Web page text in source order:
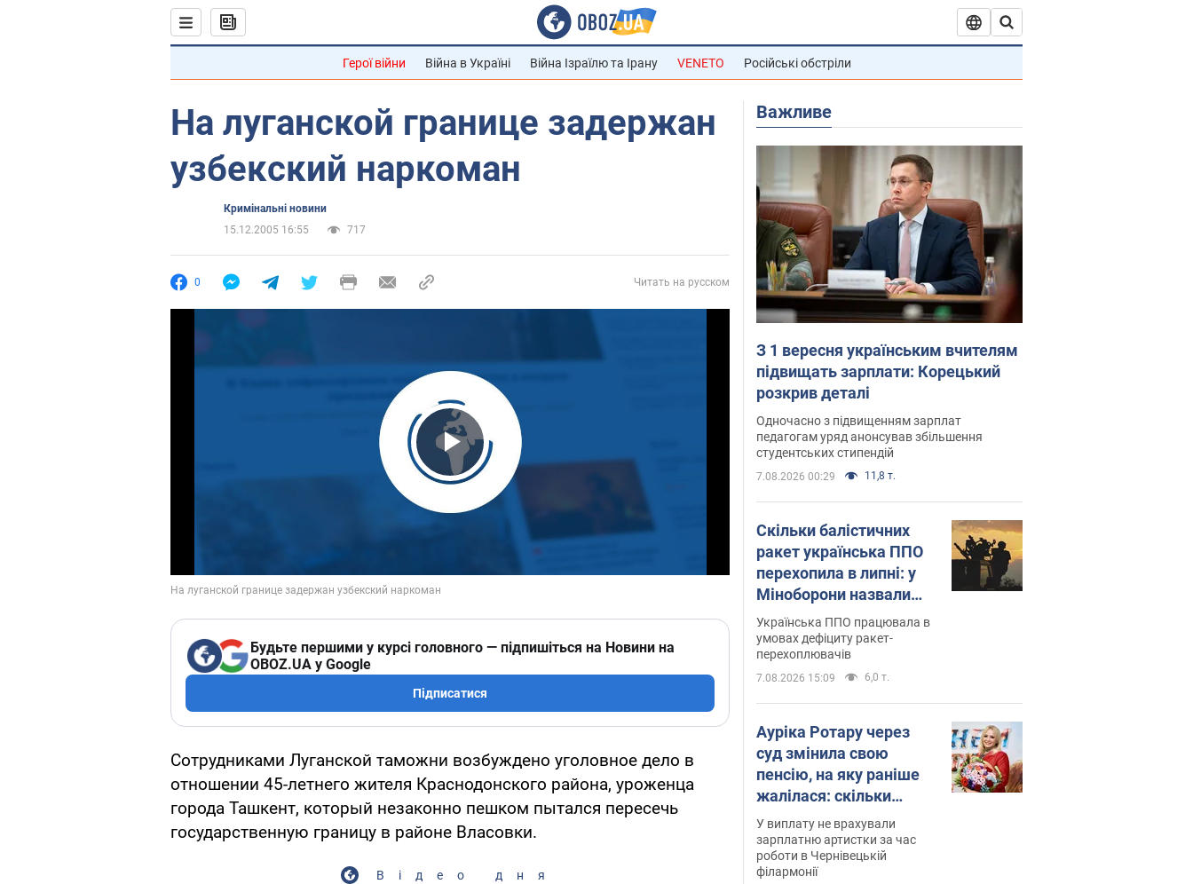
Герої війни Війна в Україні Війна Ізраїлю та Ірану VENETO Російські обстріли
На луганской границе задержан
узбекский наркоман
Кримінальні новини
15.12.2005 16:55
717
0 Читать на русском
Play Video
Будьте першими у курсі головного — підпишіться на Новини на
OBOZ.UA у Google
Підписатися
Сотрудниками Луганской таможни возбуждено уголовное дело в
отношении 45-летнего жителя Краснодонского района, уроженца
города Ташкент, который незаконно пешком пытался пересечь
государственную границу в районе Власовки.
Відео дня
Важливе
З 1 вересня українським вчителям
підвищать зарплати: Корецький
розкрив деталі
Одночасно з підвищенням зарплат
педагогам уряд анонсував збільшення
студентських стипендій
7.08.2026 00:29 11,8 т.
Скільки балістичних
ракет українська ППО
перехопила в липні: у
Міноборони назвали
цифру
Українська ППО працювала в
умовах дефіциту ракет-
перехоплювачів
7.08.2026 15:09 6,0 т.
Ауріка Ротару через
суд змінила свою
пенсію, на яку раніше
жалілася: скільки
отримувала співачка
У виплату не врахували
зарплатню артистки за час
роботи в Чернівецькій
філармонії